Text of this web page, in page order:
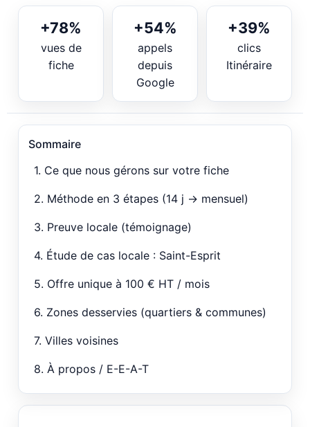
+78%
vues de
fiche
+54%
appels
depuis
Google
+39%
clics
Itinéraire
Sommaire
1. Ce que nous gérons sur votre fiche
2. Méthode en 3 étapes (14 j → mensuel)
3. Preuve locale (témoignage)
4. Étude de cas locale : Saint-Esprit
5. Offre unique à 100 € HT / mois
6. Zones desservies (quartiers & communes)
7. Villes voisines
8. À propos / E-E-A-T